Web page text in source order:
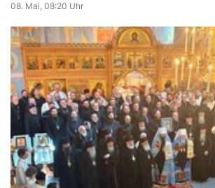
08. Mai, 08:20 Uhr